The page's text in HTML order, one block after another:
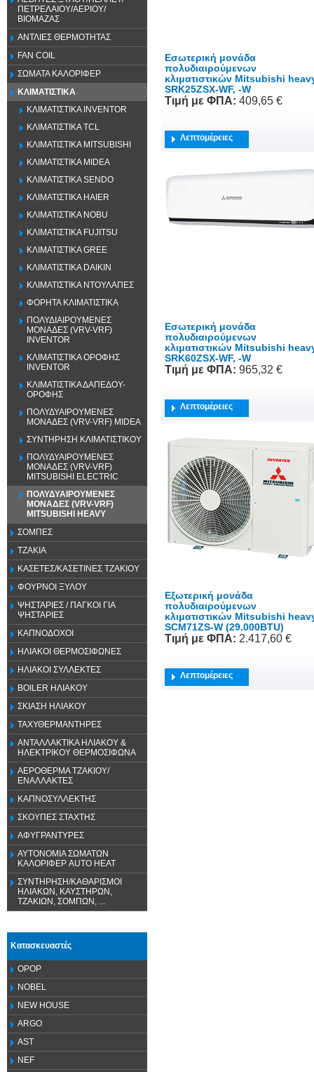
ΠΕΤΡΕΛΑΙΟΥ/ΑΕΡΙΟΥ/
ΒΙΟΜΑΖΑΣ
ΑΝΤΛΙΕΣ ΘΕΡΜΟΤΗΤΑΣ
FAN COIL
ΣΩΜΑΤΑ ΚΑΛΟΡΙΦΕΡ
ΚΛΙΜΑΤΙΣΤΙΚΑ
ΚΛΙΜΑΤΙΣΤΙΚΑ INVENTOR
ΚΛΙΜΑΤΙΣΤΙΚΑ TCL
ΚΛΙΜΑΤΙΣΤΙΚΑ MITSUBISHI
ΚΛΙΜΑΤΙΣΤΙΚΑ MIDEA
ΚΛΙΜΑΤΙΣΤΙΚΑ SENDO
ΚΛΙΜΑΤΙΣΤΙΚΑ HAIER
ΚΛΙΜΑΤΙΣΤΙΚΑ NOBU
ΚΛΙΜΑΤΙΣΤΙΚΑ FUJITSU
ΚΛΙΜΑΤΙΣΤΙΚΑ GREE
ΚΛΙΜΑΤΙΣΤΙΚΑ DAIKIN
ΚΛΙΜΑΤΙΣΤΙΚΑ ΝΤΟΥΛΑΠΕΣ
ΦΟΡΗΤΑ ΚΛΙΜΑΤΙΣΤΙΚΑ
ΠΟΛΥΔΙΑΙΡΟΥΜΕΝΕΣ
ΜΟΝΑΔΕΣ (VRV-VRF)
INVENTOR
ΚΛΙΜΑΤΙΣΤΙΚΑ ΟΡΟΦΗΣ
INVENTOR
ΚΛΙΜΑΤΙΣΤΙΚΑ ΔΑΠΕΔΟΥ-
ΟΡΟΦΗΣ
ΠΟΛΥΔΥΑΙΡΟΥΜΕΝΕΣ
ΜΟΝΑΔΕΣ (VRV-VRF) MIDEA
ΣΥΝΤΗΡΗΣΗ ΚΛΙΜΑΤΙΣΤΙΚΟΥ
ΠΟΛΥΔΥΑΙΡΟΥΜΕΝΕΣ
ΜΟΝΑΔΕΣ (VRV-VRF)
MITSUBISHI ELECTRIC
ΠΟΛΥΔΥΑΙΡΟΥΜΕΝΕΣ
ΜΟΝΑΔΕΣ (VRV-VRF)
MITSUBISHI HEAVY
ΣΟΜΠΕΣ
ΤΖΑΚΙΑ
ΚΑΣΕΤΕΣ/ΚΑΣΕΤΙΝΕΣ ΤΖΑΚΙΟΥ
ΦΟΥΡΝΟΙ ΞΥΛΟΥ
ΨΗΣΤΑΡΙΕΣ / ΠΑΓΚΟΙ ΓΙΑ
ΨΗΣΤΑΡΙΕΣ
ΚΑΠΝΟΔΟΧΟΙ
ΗΛΙΑΚΟΙ ΘΕΡΜΟΣΙΦΩΝΕΣ
ΗΛΙΑΚΟΙ ΣΥΛΛΕΚΤΕΣ
BOILER ΗΛΙΑΚΟΥ
ΣΚΙΑΣΗ ΗΛΙΑΚΟΥ
ΤΑΧΥΘΕΡΜΑΝΤΗΡΕΣ
ΑΝΤΑΛΛΑΚΤΙΚΑ ΗΛΙΑΚΟΥ &
ΗΛΕΚΤΡΙΚΟΥ ΘΕΡΜΟΣΙΦΩΝΑ
ΑΕΡΟΘΕΡΜΑ ΤΖΑΚΙΟΥ/
ΕΝΑΛΛΑΚΤΕΣ
ΚΑΠΝΟΣΥΛΛΕΚΤΗΣ
ΣΚΟΥΠΕΣ ΣΤΑΧΤΗΣ
ΑΦΥΓΡΑΝΤΥΡΕΣ
ΑΥΤΟΝΟΜΙΑ ΣΩΜΑΤΩΝ
ΚΑΛΟΡΙΦΕΡ AUTO HEAT
ΣΥΝΤΗΡΗΣΗ/ΚΑΘΑΡΙΣΜΟΙ
ΗΛΙΑΚΩΝ, ΚΑΥΣΤΗΡΩΝ,
ΤΖΑΚΙΩΝ, ΣΟΜΠΩΝ, ...
Κατασκευαστές
OPOP
NOBEL
NEW HOUSE
ARGO
AST
NEF
Εσωτερική μονάδα
πολυδιαιρούμενων
κλιματιστικών Mitsubishi
SRK25ZSX-WF, -W
Τιμή με ΦΠΑ: 409,65 €
Λεπτομέρειες
Εσωτερική μονάδα
πολυδιαιρούμενων
κλιματιστικών Mitsubishi
SRK60ZSX-WF, -W
Τιμή με ΦΠΑ: 965,32 €
Λεπτομέρειες
Εξωτερική μονάδα
πολυδιαιρούμενων
κλιματιστικών Mitsubishi
SCM71ZS-W (29.000BTU)
Τιμή με ΦΠΑ: 2.417,60 €
Λεπτομέρειες